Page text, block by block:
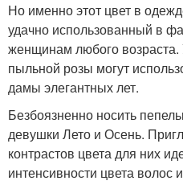
Но именно этот цвет в
удачно использованный в
женщинам любого возраста.
пыльной розы могут
дамы элегантных лет.
Безбоязненно носить
девушки Лето и Осень.
контрастов цвета для них
интенсивности цвета волос